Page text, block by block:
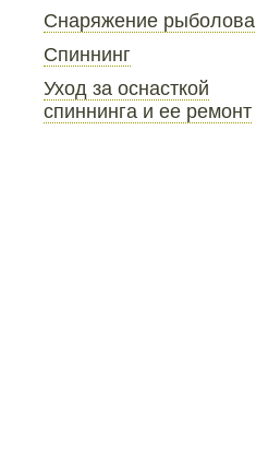
Снаряжение рыболова
Спиннинг
Уход за оснасткой
спиннинга и ее ремонт